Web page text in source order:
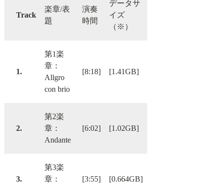
Track
楽章/表
題
演奏
時間
データサ
イズ
（※）
1.
第1楽
章：
Allgro
con brio
[8:18] [1.41GB]
2.
第2楽
章：
Andante
[6:02] [1.02GB]
3.
第3楽
章：
[3:55] [0.664GB]